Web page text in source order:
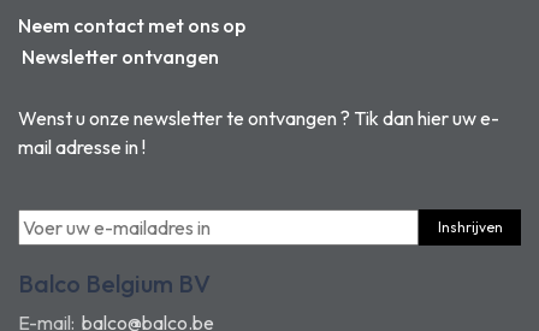
Wenst u onze newsletter te ontvangen ? Tik dan hier uw e-
mail adresse in !
Inshrijven
Balco Belgium BV
E-mail: balco@balco.be
Neem contact met ons op
Newsletter ontvangen